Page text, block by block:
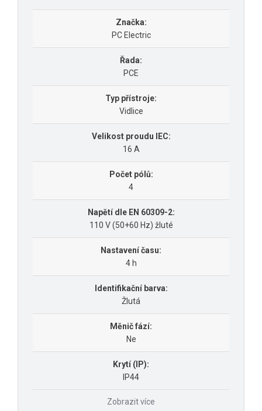
Značka:
PC Electric
Řada:
PCE
Typ přístroje:
Vidlice
Velikost proudu IEC:
16 A
Počet pólů:
4
Napětí dle EN 60309-2:
110 V (50+60 Hz) žluté
Nastavení času:
4 h
Identifikační barva:
Žlutá
Měnič fází:
Ne
Krytí (IP):
IP44
Zobrazit více